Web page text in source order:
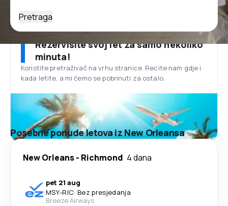
Pretraga
Rezervišite svoj let za samo nekoliko
minuta!
Koristite pretraživač na vrhu stranice. Recite nam gdje i
kada letite, a mi ćemo se pobrinuti za ostalo.
Posebne ponude letova iz New Orleansa
New Orleans- Richmond 4 dana
pet 21 aug
MSY-RIC· Bez presjedanja
Breeze Airways